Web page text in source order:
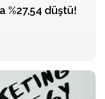
%27,54 düştü!